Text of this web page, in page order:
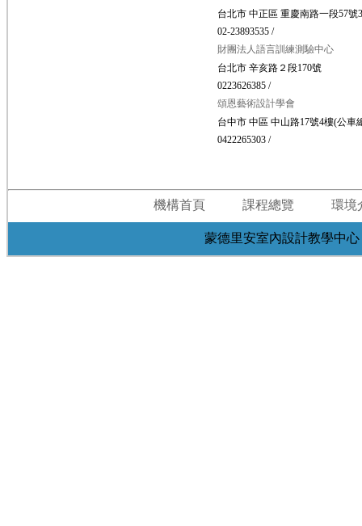
台北市 中正區 重慶南路一段57號
02-23893535 /
財團法人語言訓練測驗中心
台北市 辛亥路２段170號
0223626385 /
頌恩藝術設計學會
台中市 中區 中山路17號4樓(公車
0422265303 /
機構首頁 課程總覽 環境
蒙德里安室內設計教學中